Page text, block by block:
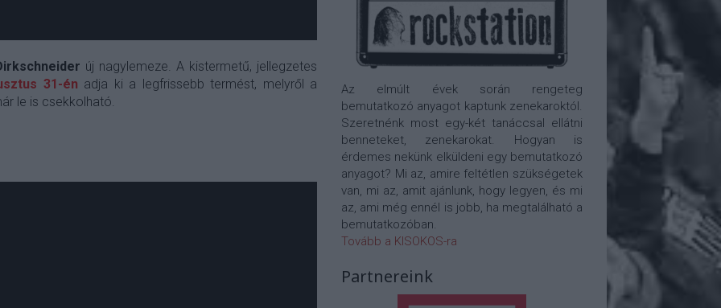
új nagylemeze. A kistermetű, jellegzetes
31-én adja ki a legfrissebb termést, melyről a
le is csekkolható.
Az elmúlt évek során rengeteg
bemutatkozó anyagot kaptunk zenekaroktól.
Szeretnénk most egy-két tanáccsal ellátni
benneteket, zenekarokat. Hogyan is
érdemes nekünk elküldeni egy bemutatkozó
anyagot? Mi az, amire feltétlen szükségetek
van, mi az, amit ajánlunk, hogy legyen, és mi
az, ami még ennél is jobb, ha megtalálható a
bemutatkozóban.
Tovább a KISOKOS-ra
Partnereink